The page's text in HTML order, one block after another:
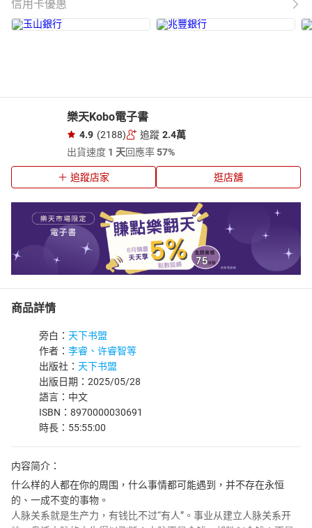
信用卡優惠
樂天Kobo電子書
4.9 (2188) 追蹤 2.4萬
出貨速度 1 天回應率57%
追蹤店家 逛店舖
商品詳情
旁白： 天下书盟
作者： 李睿、许睿智等
出版社： 天下书盟
出版日期：2025/05/28
語言：中文
ISBN：8970000030691
時長：55:55:00
内容简介：
什么样的人都在你的周围，什么事情都可能遇到，并不存在永恒
的、一成不变的事物。
人脉关系就是生产力，有钱比不过“有人”。事业从建立人脉关系开